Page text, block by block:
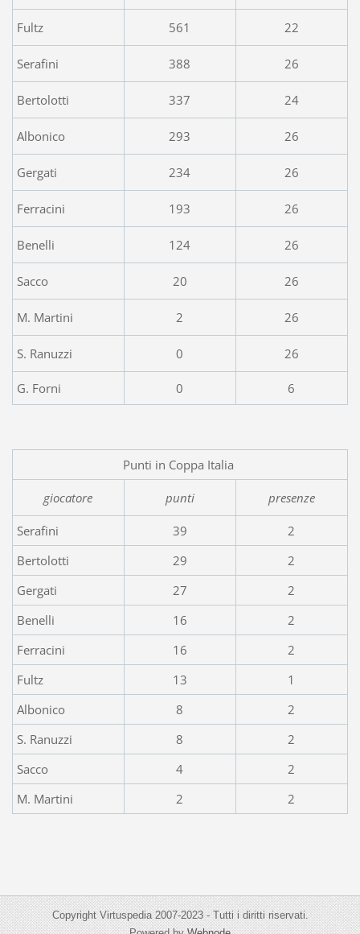
Fultz 561 22
Serafini 388 26
Bertolotti 337 24
Albonico 293 26
Gergati 234 26
Ferracini 193 26
Benelli 124 26
Sacco 20 26
M. Martini 2 26
S. Ranuzzi 0 26
G. Forni 0 6
Punti in Coppa Italia
giocatore punti presenze
Serafini 39
2
Bertolotti
29
2
Gergati
27
2
Benelli
16
2
Ferracini
16
2
Fultz
13
1
Albonico
8
2
S. Ranuzzi
8
2
Sacco
4
2
M. Martini
2 2
Copyright Virtuspedia 2007-2023 - Tutti i diritti riservati.